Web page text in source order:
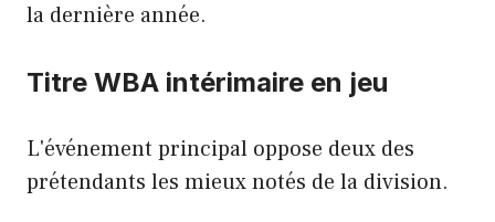
la dernière année.
Titre WBA intérimaire en jeu
L'événement principal oppose deux des
prétendants les mieux notés de la division.